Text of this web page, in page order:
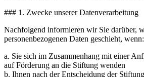
### 1. Zwecke unserer Datenverarbeitung
Nachfolgend informieren wir Sie darüber,
personenbezogenen Daten geschieht, wenn:
a. Sie sich im Zusammenhang mit einer
auf Förderung an die Stiftung wenden
b. Ihnen nach der Entscheidung der